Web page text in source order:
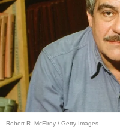
Robert R. McElroy / Getty Images